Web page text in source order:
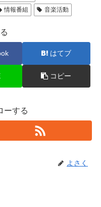
情報番組 音楽活動
はてブ
コピー
ーする
よさく